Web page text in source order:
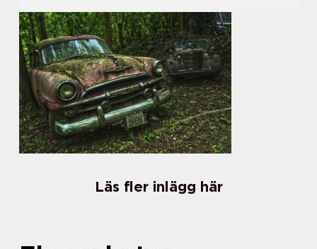
Läs fler inlägg här